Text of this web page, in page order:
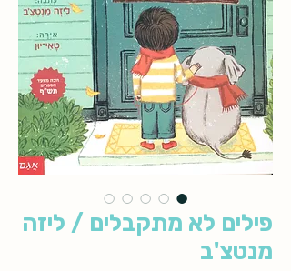
פילים לא מתקבלים / ליזה
מנטצ'ב